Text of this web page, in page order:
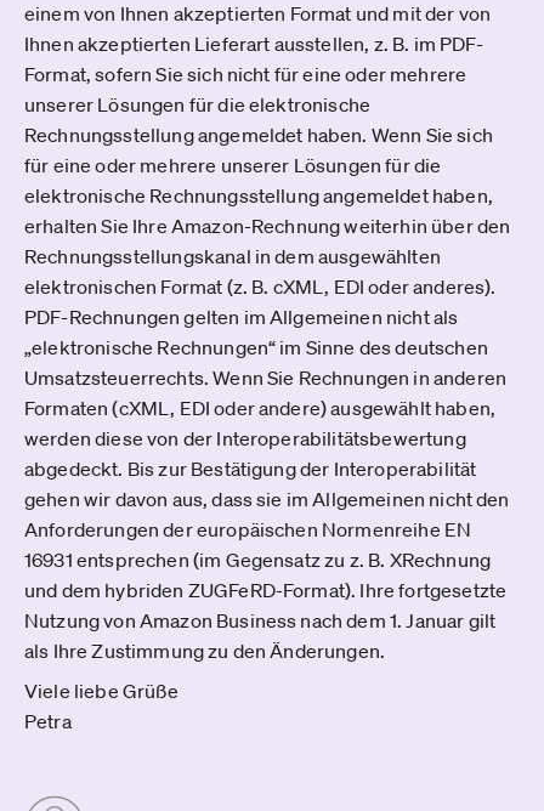
einem von Ihnen akzeptierten Format und mit der von
Ihnen akzeptierten Lieferart ausstellen, z. B. im PDF-
Format, sofern Sie sich nicht für eine oder mehrere
unserer Lösungen für die elektronische
Rechnungsstellung angemeldet haben. Wenn Sie sich
für eine oder mehrere unserer Lösungen für die
elektronische Rechnungsstellung angemeldet haben,
erhalten Sie Ihre Amazon-Rechnung weiterhin über den
Rechnungsstellungskanal in dem ausgewählten
elektronischen Format (z. B. cXML, EDI oder anderes).
PDF-Rechnungen gelten im Allgemeinen nicht als
„elektronische Rechnungen“ im Sinne des deutschen
Umsatzsteuerrechts. Wenn Sie Rechnungen in anderen
Formaten (cXML, EDI oder andere) ausgewählt haben,
werden diese von der Interoperabilitätsbewertung
abgedeckt. Bis zur Bestätigung der Interoperabilität
gehen wir davon aus, dass sie im Allgemeinen nicht den
Anforderungen der europäischen Normenreihe EN
16931 entsprechen (im Gegensatz zu z. B. XRechnung
und dem hybriden ZUGFeRD-Format). Ihre fortgesetzte
Nutzung von Amazon Business nach dem 1. Januar gilt
als Ihre Zustimmung zu den Änderungen.
Viele liebe Grüße
Petra